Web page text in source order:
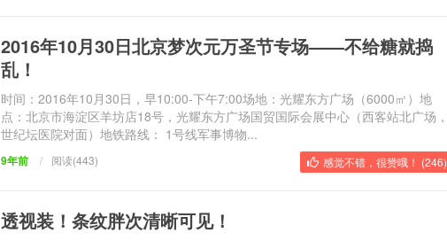
2016年10月30日北京梦次元万圣节专场——不给糖就捣
乱！
时间：2016年10月30日，早10:00-下午7:00场地：光耀东方广场（6000㎡）地
点：北京市海淀区羊坊店18号，光耀东方广场国贸国际会展中心（西客站北广场，
世纪坛医院对面）地铁路线： 1号线军事博物...
9年前 / 感觉不错，很赞哦！ (246)
阅读(443)
透视装！条纹胖次清晰可见！